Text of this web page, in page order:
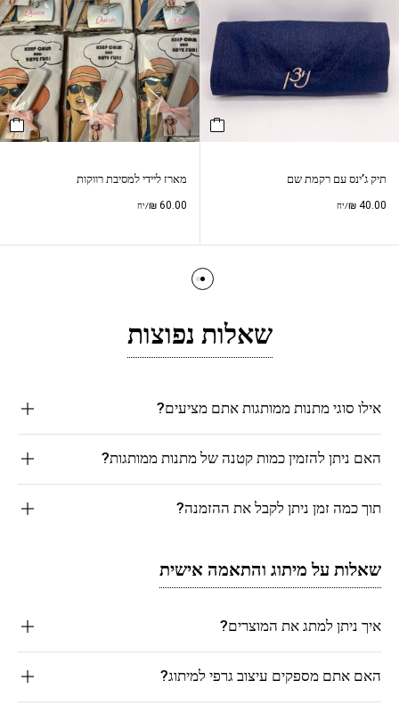
תיק ג’ינס עם רקמת שם
₪ 40.00 /יח
מארז ליידי למסיבת רווקות
₪60.00 /יח
שאלות נפוצות
אילו סוגי מתנות ממותגות אתם מציעים?
האם ניתן להזמין כמות קטנה של מתנות ממותגות?
תוך כמה זמן ניתן לקבל את ההזמנה?
שאלות על מיתוג והתאמה אישית
איך ניתן למתג את המוצרים?
האם אתם מספקים עיצוב גרפי למיתוג?